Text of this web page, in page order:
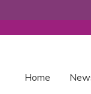
Home